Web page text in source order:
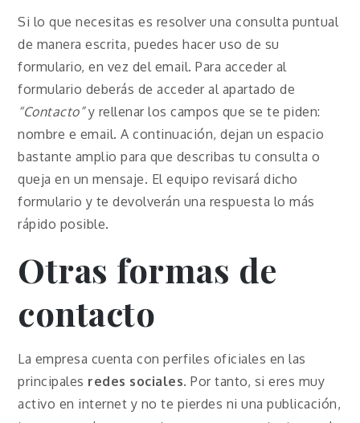
Si lo que necesitas es resolver una consulta puntual
de manera escrita, puedes hacer uso de su
formulario, en vez del email. Para acceder al
formulario deberás de acceder al apartado de
“Contacto”y rellenar los campos que se te piden:
nombre e email. A continuación, dejan un espacio
bastante amplio para que describas tu consulta o
queja en un mensaje. El equipo revisará dicho
formulario y te devolverán una respuesta lo más
rápido posible.
Otras formas de
contacto
La empresa cuenta con perfiles oficiales en las
principales redes sociales. Por tanto, si eres muy
activo en internet y no te pierdes ni una publicación,